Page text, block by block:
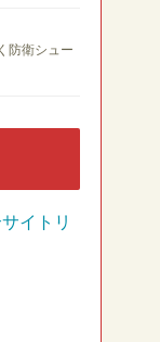
防衛シュー
イトリ